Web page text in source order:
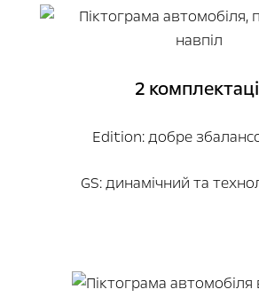
2
Edition: добре
GS: динамічний та